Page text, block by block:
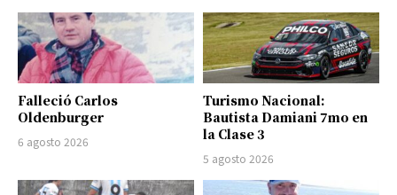
Falleció Carlos
Oldenburger
6 agosto 2026
Turismo Nacional:
Bautista Damiani 7mo en
la Clase 3
5 agosto 2026